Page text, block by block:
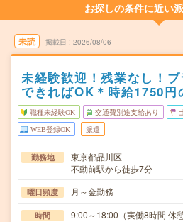
お探しの条件に近い
未読 掲載日 2026/08/06
未経験歓迎！残業なし！
できればOK＊時給1750円
職種未経験OK 交通費別途支給あり
WEB登録OK 派遣
勤務地
東京都品川区
不動前駅から徒歩7分
曜日頻度 月～金勤務
時間 9:00～18:00（実働8時間 休